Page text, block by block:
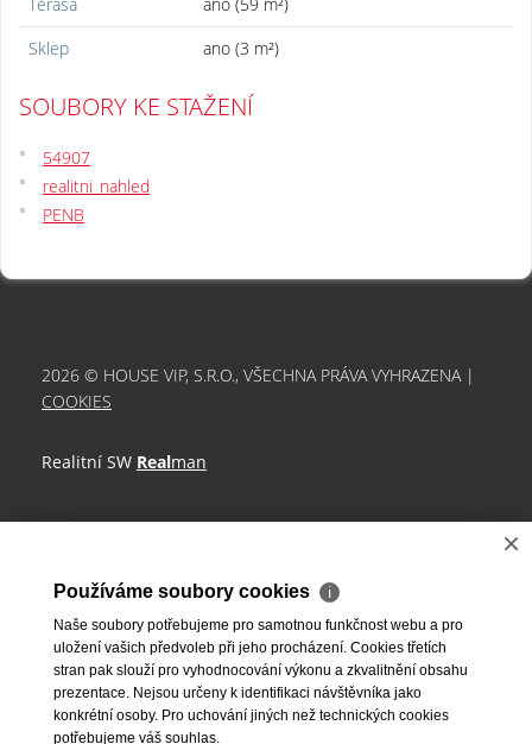
Sklep
ano (3 m²)
SOUBORY KE STAŽENÍ
54907
realitni_nahled
PENB
2026 © HOUSE VIP, S.R.O., VŠECHNA PRÁVA VYHRAZENA |
COOKIES
Realitní SW Realman
×
Používáme soubory cookies ℹ
Naše soubory potřebujeme pro samotnou funkčnost webu a pro
uložení vašich předvoleb při jeho procházení. Cookies třetích
stran pak slouží pro vyhodnocování výkonu a zkvalitnění obsahu
prezentace. Nejsou určeny k identifikaci návštěvníka jako
konkrétní osoby. Pro uchování jiných než technických cookies
potřebujeme váš souhlas.